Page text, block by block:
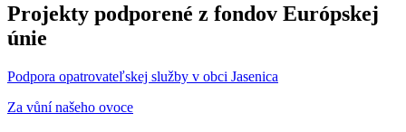
Projekty podporené z fondov Európskej
únie
Podpora opatrovateľskej služby v obci Jasenica
Za vůní našeho ovoce